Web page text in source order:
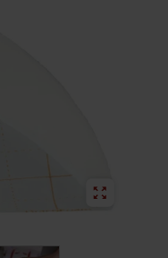
je 5